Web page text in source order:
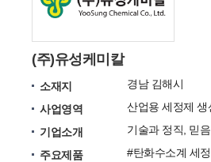
(주)유성케미칼
소재지
경남 김해시
사업영역
산업용 세정제 생
기업소개
주요제품